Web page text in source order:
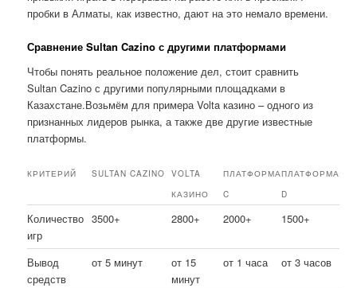
пробки в Алматы, как известно, дают на это немало времени.
Сравнение Sultan Cazino с другими платформами
Чтобы понять реальное положение дел, стоит сравнить
Sultan Cazino с другими популярными площадками в
Казахстане.Возьмём для примера Volta казино – одного из
признанных лидеров рынка, а также две другие известные
платформы.
КРИТЕРИЙ SULTAN CAZINO
VOLTA
КАЗИНО
ПЛАТФОРМА
C
ПЛАТФОРМА
D
Количество
игр
3500+ 2800+ 2000+ 1500+
Вывод
средств
от 5 минут
от 15
минут
от 1 часа от 3 часов